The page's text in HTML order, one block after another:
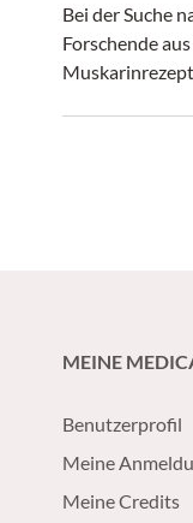
Bei der Suche
Forschende
MEINE
Benutzerprofil
Meine
Meine Credits